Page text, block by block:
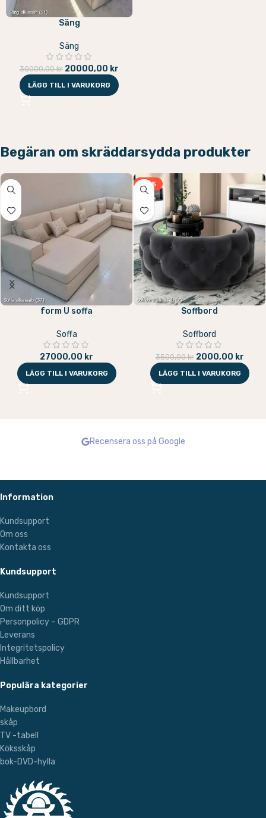
Säng
Säng
30000,00kr 20000,00 kr
LÄGG TILL I VARUKORG
Begäran om skräddarsydda produkter
-33%
TV -bord med LED -lampor och
TV -tabell
4800,00
LÄGG TILL I VARUKORG
form L soffa
Soffa
27000,00kr
LÄGG TILL I VARUKORG
Recensera oss på Google
Information
Kundsupport
Om oss
Kontakta oss
Kundsupport
Kundsupport
Om ditt köp
Personpolicy – GDPR
Leverans
Integritetspolicy
Hållbarhet
Populära kategorier
Makeupbord
skåp
TV -tabell
Köksskåp
bok-DVD-hylla